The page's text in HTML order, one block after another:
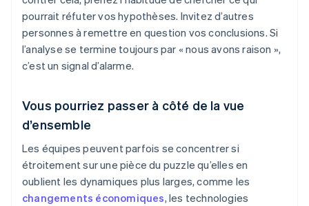
pourrait réfuter vos hypothèses. Invitez d’autres
personnes à remettre en question vos conclusions. Si
l’analyse se termine toujours par « nous avons raison »,
c’est un signal d’alarme.
Vous pourriez passer à côté de la vue
d’ensemble
Les équipes peuvent parfois se concentrer si
étroitement sur une pièce du puzzle qu’elles en
oublient les dynamiques plus larges, comme les
changements économiques, les technologies